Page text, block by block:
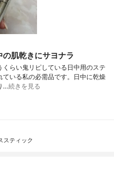
肌乾きにサヨナラ
らい鬼リピしている日中用のステ
ている私の必需品です。日中に乾燥
…続きを見る
スティック